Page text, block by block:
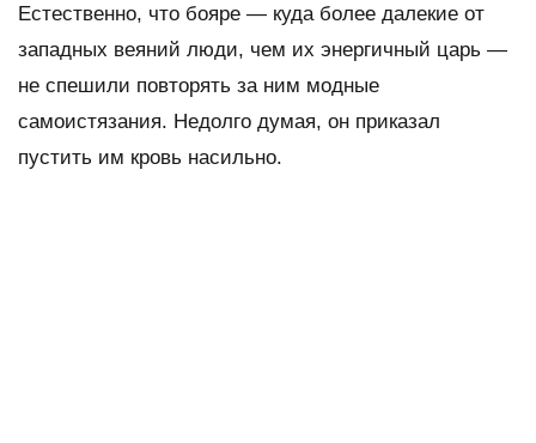
Естественно, что бояре — куда более далекие от
западных веяний люди, чем их энергичный царь —
не спешили повторять за ним модные
самоистязания. Недолго думая, он приказал
пустить им кровь насильно.